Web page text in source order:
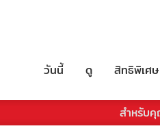
วันนี้ ดู สิทธิพิเศษ
สำหรับ